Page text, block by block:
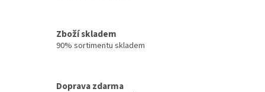
Zboží skladem
90% sortimentu skladem
Doprava zdarma